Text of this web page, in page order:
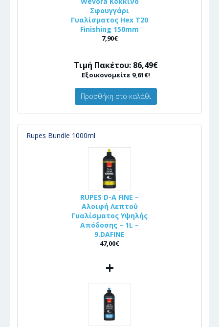
Σφουγγάρι
Γυαλίσματος Hex T20
Finishing 150mm
7,90€
Τιμή Πακέτου: 86,49€
Εξοικονομείτε 9,61€!
Προσθήκη στο καλάθι
Rupes Bundle 1000ml
RUPES D-A FINE –
Αλοιφή Λεπτού
Γυαλίσματος Υψηλής
Απόδοσης – 1L –
9.DAFINE
47,00€
+